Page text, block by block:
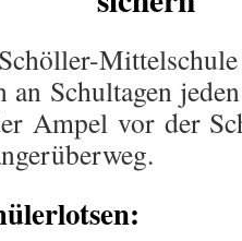
an Schultagen
Ampel vor der